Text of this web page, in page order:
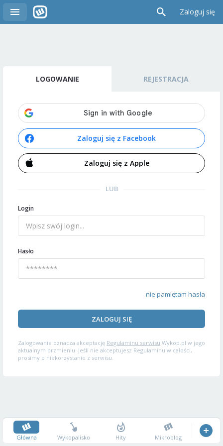
Zaloguj się
LOGOWANIE REJESTRACJA
Zaloguj się z Facebook
Zaloguj się z Apple
LUB
Login
Hasło
nie pamiętam hasła
ZALOGUJ SIĘ
Zalogowanie oznacza akceptację Regulaminu serwisu Wykop.pl w jego
aktualnym brzmieniu. Jeśli nie akceptujesz Regulaminu w całości,
prosimy o niekorzystanie z serwisu.
Główna Wykopalisko Hity Mikroblog